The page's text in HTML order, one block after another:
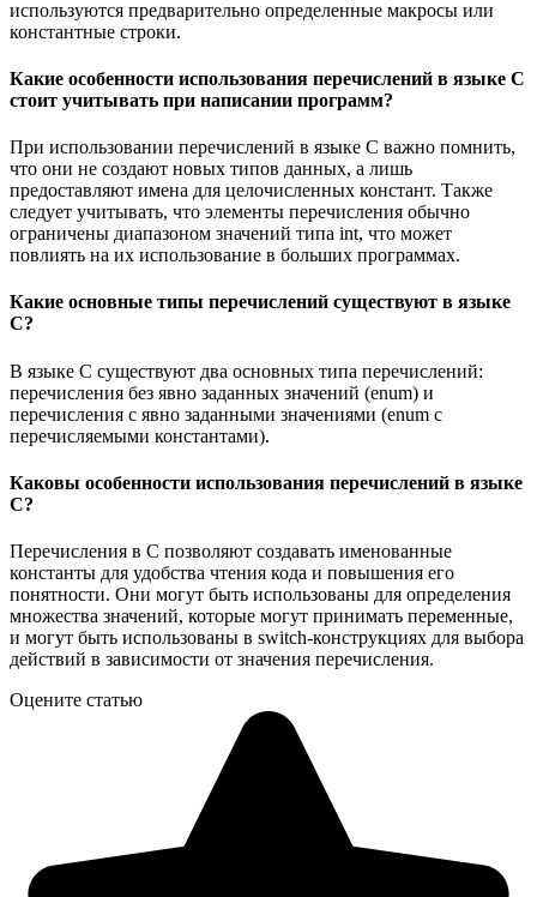
используются предварительно определенные макросы или
константные строки.
Какие особенности использования перечислений в языке C
стоит учитывать при написании программ?
При использовании перечислений в языке C важно помнить,
что они не создают новых типов данных, а лишь
предоставляют имена для целочисленных констант. Также
следует учитывать, что элементы перечисления обычно
ограничены диапазоном значений типа int, что может
повлиять на их использование в больших программах.
Какие основные типы перечислений существуют в языке
C?
В языке C существуют два основных типа перечислений:
перечисления без явно заданных значений (enum) и
перечисления с явно заданными значениями (enum с
перечисляемыми константами).
Каковы особенности использования перечислений в языке
C?
Перечисления в C позволяют создавать именованные
константы для удобства чтения кода и повышения его
понятности. Они могут быть использованы для определения
множества значений, которые могут принимать переменные,
и могут быть использованы в switch-конструкциях для выбора
действий в зависимости от значения перечисления.
Оцените статью